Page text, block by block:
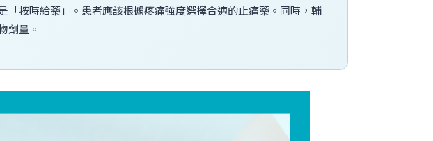
「按時給藥」。患者應該根據疼痛強度選擇合適的止痛藥。同時，輔
劑量。